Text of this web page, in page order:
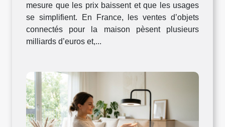
mesure que les prix baissent et que les usages
se simplifient. En France, les ventes d’objets
connectés pour la maison pèsent plusieurs
milliards d’euros et,...